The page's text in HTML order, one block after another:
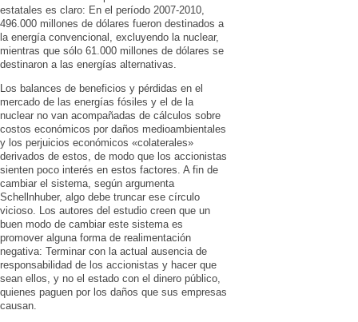
estatales es claro: En el período 2007-2010,
496.000 millones de dólares fueron destinados a
la energía convencional, excluyendo la nuclear,
mientras que sólo 61.000 millones de dólares se
destinaron a las energías alternativas.
Los balances de beneficios y pérdidas en el
mercado de las energías fósiles y el de la
nuclear no van acompañadas de cálculos sobre
costos económicos por daños medioambientales
y los perjuicios económicos «colaterales»
derivados de estos, de modo que los accionistas
sienten poco interés en estos factores. A fin de
cambiar el sistema, según argumenta
Schellnhuber, algo debe truncar ese círculo
vicioso. Los autores del estudio creen que un
buen modo de cambiar este sistema es
promover alguna forma de realimentación
negativa: Terminar con la actual ausencia de
responsabilidad de los accionistas y hacer que
sean ellos, y no el estado con el dinero público,
quienes paguen por los daños que sus empresas
causan.